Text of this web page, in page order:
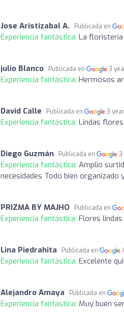
Jose Aristizabal A. Publicada en
Experiencia fantástica: La
julio Blanco Publicada en 3
Experiencia fantástica: Hermosos
David Calle Publicada en 3
Experiencia fantástica: Lindas
Diego Guzmán Publicada en 3
Experiencia fantástica: Amplio
necesidades Todo bien organizado
PRIZMA BY MAJHO Publicada en
Experiencia fantástica: Flores
Lina Piedrahita Publicada en
Experiencia fantástica: Excelente
Alejandro Amaya Publicada en
Experiencia fantástica: Muy buen